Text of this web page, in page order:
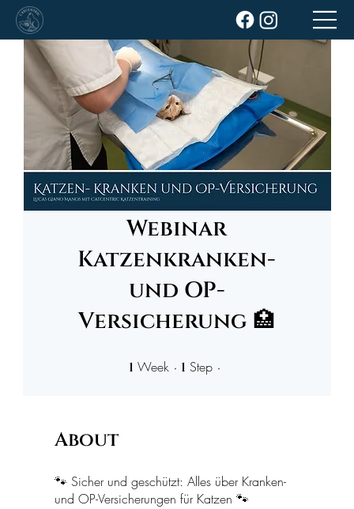
Webinar
Katzenkranken-
und OP-
Versicherung 🏥
1 Week 1 Week
1 Step 1 Step
About
🐾 Sicher und geschützt: Alles über Kranken-
und OP-Versicherungen für Katzen 🐾